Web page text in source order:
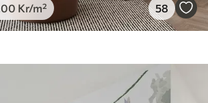
.00 Kr/m² 58